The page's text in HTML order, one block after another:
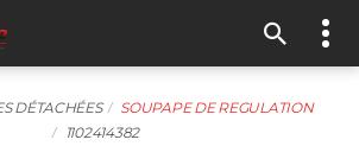
DÉTACHÉES
SOUPAPE DE REGULATION
1102414382